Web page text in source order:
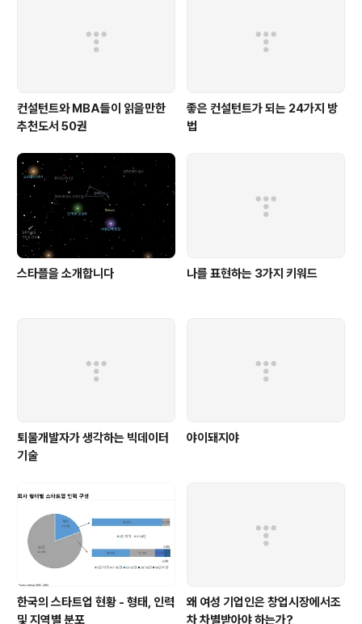
렸고, 제 기억이 맞다면 ..
컨설턴트와 MBA들이 읽을만한
추천도서 50권
좋은 컨설턴트가 되는 24가지 방
법
스타플을 소개합니다 나를 표현하는 3가지 키워드
퇴물개발자가 생각하는 빅데이터
기술
야이돼지야
한국의 스타트업 현황 - 형태, 인력
및 지역별 분포
왜 여성 기업인은 창업시장에서조
차 차별받아야 하는가?